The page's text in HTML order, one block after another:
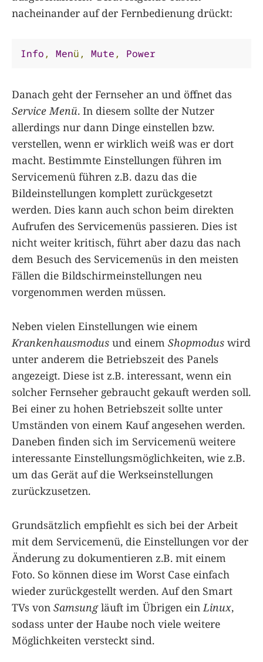
nacheinander auf der Fernbedienung drückt:
Info , Menü, Mute , Power
Danach geht der Fernseher an und öffnet das
Service Menü. In diesem sollte der Nutzer
allerdings nur dann Dinge einstellen bzw.
verstellen, wenn er wirklich weiß was er dort
macht. Bestimmte Einstellungen führen im
Servicemenü führen z.B. dazu das die
Bildeinstellungen komplett zurückgesetzt
werden. Dies kann auch schon beim direkten
Aufrufen des Servicemenüs passieren. Dies ist
nicht weiter kritisch, führt aber dazu das nach
dem Besuch des Servicemenüs in den meisten
Fällen die Bildschirmeinstellungen neu
vorgenommen werden müssen.
Neben vielen Einstellungen wie einem
Krankenhausmodus und einem Shopmodus wird
unter anderem die Betriebszeit des Panels
angezeigt. Diese ist z.B. interessant, wenn ein
solcher Fernseher gebraucht gekauft werden soll.
Bei einer zu hohen Betriebszeit sollte unter
Umständen von einem Kauf angesehen werden.
Daneben finden sich im Servicemenü weitere
interessante Einstellungsmöglichkeiten, wie z.B.
um das Gerät auf die Werkseinstellungen
zurückzusetzen.
Grundsätzlich empfiehlt es sich bei der Arbeit
mit dem Servicemenü, die Einstellungen vor der
Änderung zu dokumentieren z.B. mit einem
Foto. So können diese im Worst Case einfach
wieder zurückgestellt werden. Auf den Smart
TVs von Samsungläuft im Übrigen ein Linux,
sodass unter der Haube noch viele weitere
Möglichkeiten versteckt sind.